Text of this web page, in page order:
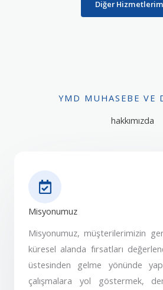
Diğer
YMD MUHASEBE VE
hakkımızda
Misyonumuz
Misyonumuz, müşterilerimizin
küresel alanda fırsatları
üstesinden gelme yönünde
çalışmalara yol göstermek,